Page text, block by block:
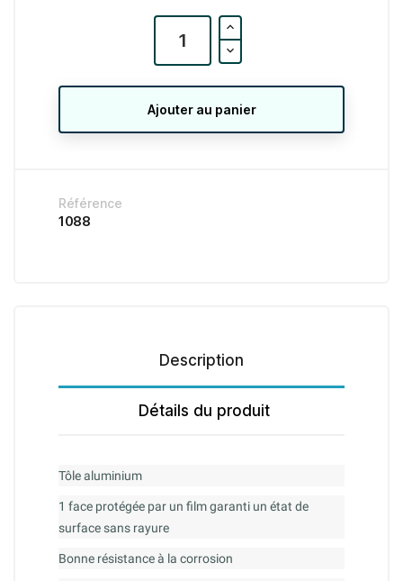
Ajouter au panier
Référence
1088
Description
Détails du produit
Tôle aluminium
1 face protégée par un film garanti un état de
surface sans rayure
Bonne résistance à la corrosion